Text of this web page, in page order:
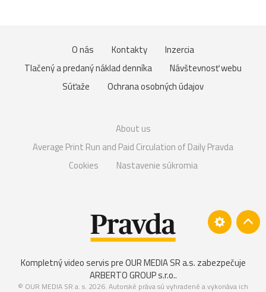
O nás Kontakty
Inzercia
Tlačený a predaný náklad denníka
Návštevnosť webu
Súťaže
Ochrana osobných údajov
About us
Average Print Run and Paid Circulation of Daily Pravda
Cookies
Nastavenie súkromia
Kompletný video servis pre OUR MEDIA SR a.s. zabezpečuje
ARBERTO GROUP s.r.o..
© OUR MEDIA SR a. s. 2026. Autorské práva sú vyhradené a vykonáva ich